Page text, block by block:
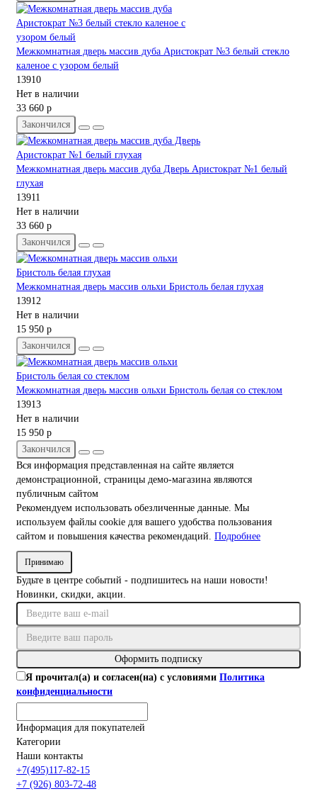
Межкомнатная дверь массив дуба Аристократ №3 белый стекло
каленое с узором белый
13910
Нет в наличии
33 660 р
Закончился
Межкомнатная дверь массив дуба Дверь Аристократ №1 белый
глухая
13911
Нет в наличии
33 660 р
Закончился
Межкомнатная дверь массив ольхи Бристоль белая глухая
13912
Нет в наличии
15 950 р
Закончился
Межкомнатная дверь массив ольхи Бристоль белая со стеклом
13913
Нет в наличии
15 950 р
Закончился
Вся информация представленная на сайте является
демонстрационной, страницы демо-магазина являются
публичным сайтом
Рекомендуем использовать обезличенные данные. Мы
используем файлы cookie для вашего удобства пользования
сайтом и повышения качества рекомендаций. Подробнее
Принимаю
Будьте в центре событий - подпишитесь на наши новости!
Новинки, скидки, акции.
Оформить подписку
Я прочитал(а) и согласен(на) с условиями Политика
конфиденциальности
Информация для покупателей
Категории
Наши контакты
+7(495)117-82-15
+7 (926) 803-72-48